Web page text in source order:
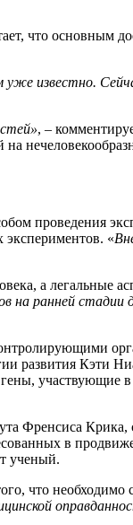
что основным
известно.
, –
проведения
экспериментов. «
а легальные
на ранней
развития Кэти
участвующие
Френсиса Крика,
в
ученый.
что необходимо